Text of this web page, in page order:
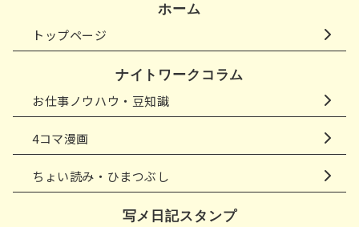
ホーム
トップページ
ナイトワークコラム
お仕事ノウハウ・豆知識
4コマ漫画
ちょい読み・ひまつぶし
写メ日記スタンプ